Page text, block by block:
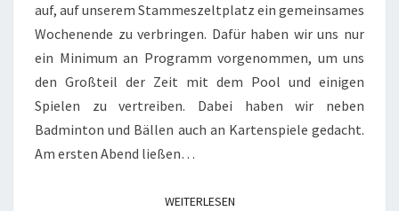
auf, auf unserem Stammeszeltplatz ein gemeinsames
Wochenende zu verbringen. Dafür haben wir uns nur
ein Minimum an Programm vorgenommen, um uns
den Großteil der Zeit mit dem Pool und einigen
Spielen zu vertreiben. Dabei haben wir neben
Badminton und Bällen auch an Kartenspiele gedacht.
Am ersten Abend ließen…
WEITERLESENWEITERLESEN